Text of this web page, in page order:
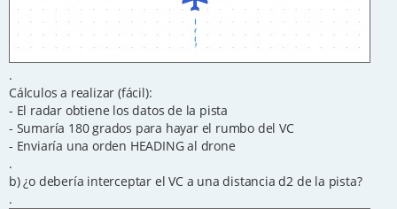
.
Cálculos a realizar (fácil):
- El radar obtiene los datos de la pista
- Sumaría 180 grados para hayar el rumbo del VC
- Enviaría una orden HEADING al drone
.
b) ¿o debería interceptar el VC a una distancia d2 de la pista?
.